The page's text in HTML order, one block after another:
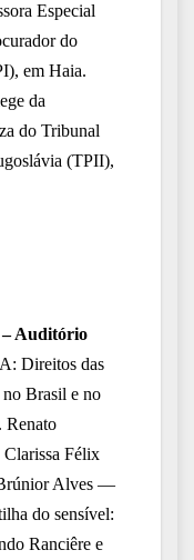
Especial
do
em Haia.
da
do Tribunal
(TPII),
– Auditório
Direitos das
Brasil e no
Renato
Félix
Alves —
do sensível:
Ranciêre e